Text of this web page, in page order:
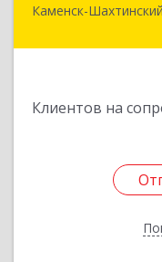
Каменск-Шахтинский
Клиентов на
347800,